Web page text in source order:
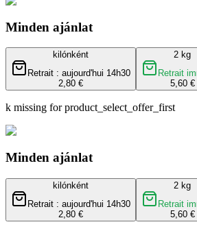
Minden ajánlat
kilónként
Retrait : aujourd'hui 14h30
2,80 €
2 kg
Retrait
5,60 €
k missing for product_select_offer_first
Minden ajánlat
kilónként
Retrait : aujourd'hui 14h30
2,80 €
2 kg
Retrait
5,60 €